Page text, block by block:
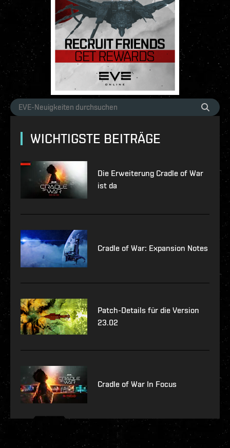
WICHTIGSTE BEITRÄGE
Die Erweiterung Cradle of War
ist da
Cradle of War: Expansion Notes
Patch-Details für die Version
23.02
Cradle of War In Focus